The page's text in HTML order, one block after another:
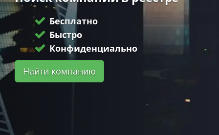
Бесплатно
Быстро
Конфиденциально
Найти компанию